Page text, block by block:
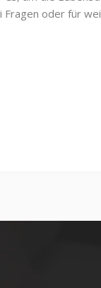
oder für